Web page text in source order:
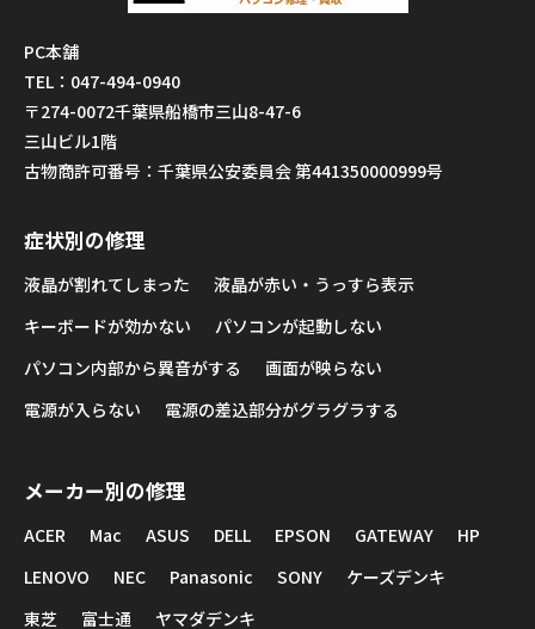
PC本舗
TEL：047-494-0940
〒274-0072千葉県船橋市三山8-47-6
三山ビル1階
古物商許可番号：千葉県公安委員会 第441350000999号
症状別の修理
液晶が割れてしまった
液晶が赤い・うっすら表示
キーボードが効かない
パソコンが起動しない
パソコン内部から異音がする
画面が映らない
電源が入らない
電源の差込部分がグラグラする
メーカー別の修理
ACER Mac ASUS DELL EPSON GATEWAY
HP
LENOVO
NEC Panasonic SONY
ケーズデンキ
東芝
富士通 ヤマダデンキ